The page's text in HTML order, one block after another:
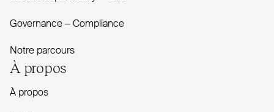
Governance – Com­pliance
Notre parcours
À propos
À propos